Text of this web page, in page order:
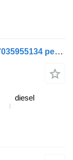
Ax cardanic MAN TGL 10.180 (01.05-) 7035955134 pentru cap tractor MAN TGL, TGM, TGS, TGX (2005-2021)
diesel